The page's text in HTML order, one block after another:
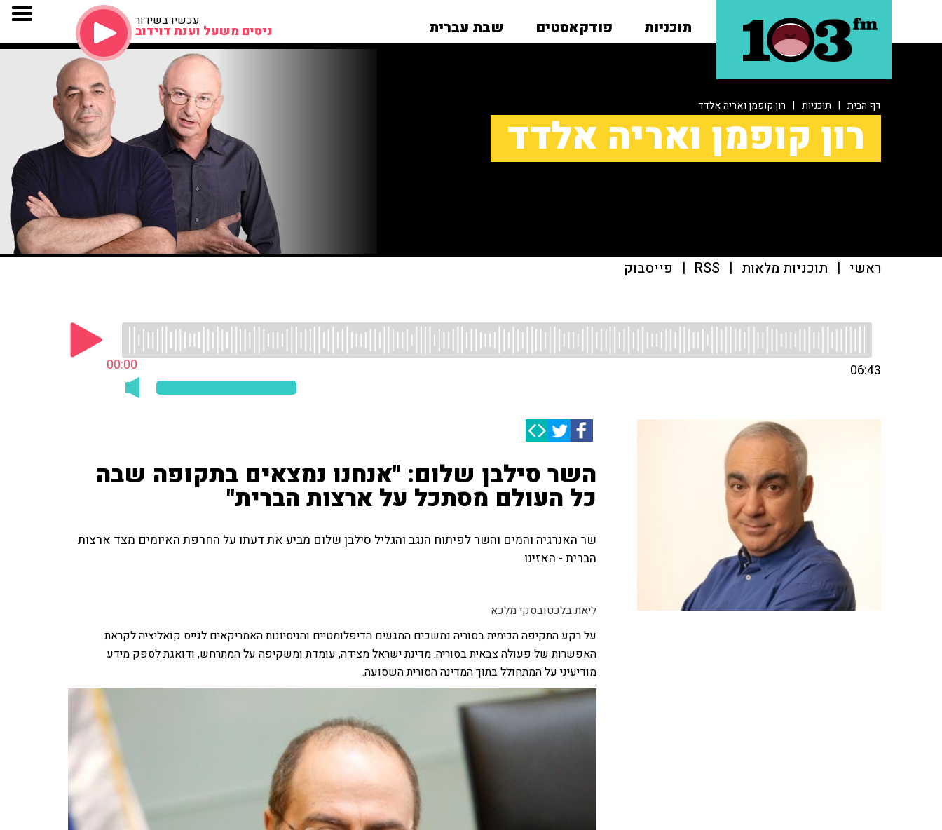
תוכניות פודקאסטים שבת עברית עכשיו בשידור
ניסים משעל וענת דוידוב
דף הבית | תוכניות | רון קופמן ואריה אלדד
רון קופמן ואריה אלדד
ראשי | תוכניות מלאות |
RSS
| פייסבוק
00:00 06:43
השר סילבן שלום: "אנחנו נמצאים בתקופה שבה
כל העולם מסתכל על ארצות הברית"
שר האנרגיה והמים והשר לפיתוח הנגב והגליל סילבן שלום מביע את דעתו על החרפת האיומים מצד ארצות
הברית - האזינו
ליאת בלכטובסקי מלכא
על רקע התקיפה הכימית בסוריה נמשכים המגעים הדיפלומטיים והניסיונות האמריקאים לגייס קואליציה לקראת
האפשרות של פעולה צבאית בסוריה. מדינת ישראל מצידה, עומדת ומשקיפה על המתרחש, ודואגת לספק מידע
מודיעיני על המתחולל בתוך המדינה הסורית השסועה.